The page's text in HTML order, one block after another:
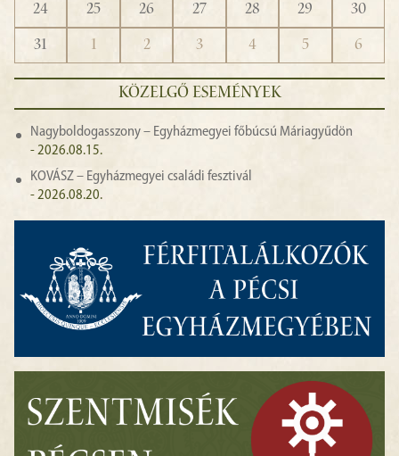
24
25 26 27 28 29
30
31
1 2 3 4 5 6
KÖZELGŐ ESEMÉNYEK
Nagyboldogasszony – Egyházmegyei főbúcsú Máriagyűdön
- 2026.08.15.
KOVÁSZ – Egyházmegyei családi fesztivál
- 2026.08.20.